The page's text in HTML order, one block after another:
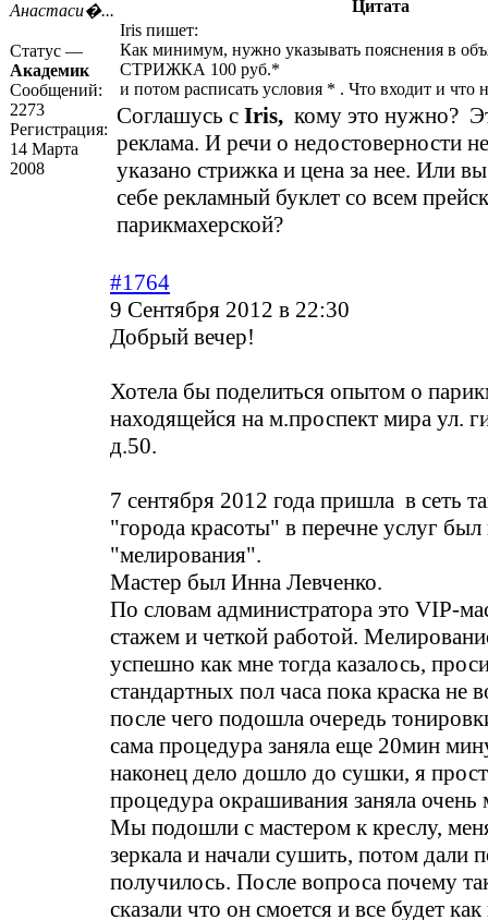
Анастаси�...
Статус —
Академик
Сообщений:
2273
Регистрация:
14 Марта
2008
Цитата
Iris пишет:
Как минимум, нужно указывать пояснения в
СТРИЖКА 100 руб.*
и потом расписать условия * . Что входит и что
Соглашусь с Iris, кому это нужно?
реклама. И речи о недостоверности
указано стрижка и цена за нее. Или
себе рекламный буклет со всем
парикмахерской?
#1764
9 Сентября 2012 в 22:30
Добрый вечер!
Хотела бы поделиться опытом о
находящейся на м.проспект мира ул.
д.50.
7 сентября 2012 года пришла в сеть
"города красоты" в перечне услуг
"мелирования".
Мастер был Инна Левченко.
По словам администратора это VIP-
стажем и четкой работой.
успешно как мне тогда казалось,
стандартных пол часа пока краска не
после чего подошла очередь
сама процедура заняла еще 20мин
наконец дело дошло до сушки, я
процедура окрашивания заняла очень
Мы подошли с мастером к креслу,
зеркала и начали сушить, потом дали
получилось. После вопроса почему
сказали что он смоется и все будет